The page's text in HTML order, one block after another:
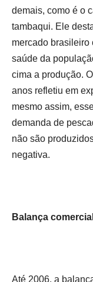
demais, como é o
tambaqui. Ele
mercado brasileiro
saúde da
cima a produção.
anos refletiu em
mesmo assim,
demanda de
não são
negativa.
Balança comercial
Até 2006, a